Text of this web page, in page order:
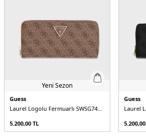
Yeni Sezon
Guess
Laurel Logolu Fermuarlı SWSG7459146 Kadın Cüzdan
5.200,00 TL
Guess
5.200,00